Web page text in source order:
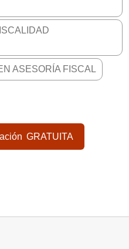
ASESORÍA FISCAL
GRATUITA